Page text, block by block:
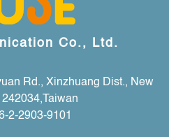
Co., Ltd.
Rd., Xinzhuang Dist., New
2-2903-9101